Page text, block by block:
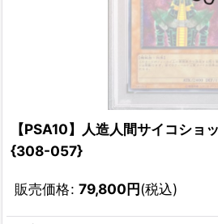
【PSA10】人造人間サイコショ
{308-057}
販売価格: 79,800円(税込)